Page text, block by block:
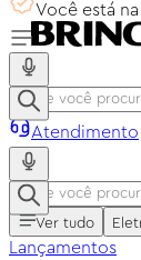
Você está
Atendimento
Ver tudo
Lançamentos